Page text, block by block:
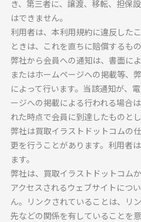
き、第三者に、譲渡、移転、担保
はできません。
利用者は、本利用規約に違反した
ときは、これを直ちに賠償するもの
弊社から会員への通知は、書面に
またはホームページへの掲載等、
によって行います。当該通知が、
ージへの掲載による行われる場合
れた時点で会員に到達したものとし
弊社は買取イラストドットコムの
更を行うことがあります。利用者
ます。
弊社は、買取イラストドットコム
アクセスされるウェブサイトにつ
ん。リンクされていることは、リ
先などの関係を有していることを意